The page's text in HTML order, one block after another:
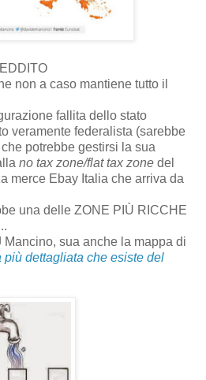
non a caso mantiene tutto il
fallita dello stato
veramente federalista (sarebbe
potrebbe gestirsi la sua
no tax zone/flat tax zone del
merce Ebay Italia che arriva da
una delle ZONE PIÙ RICCHE
sua anche la mappa di
più dettagliata che esiste del